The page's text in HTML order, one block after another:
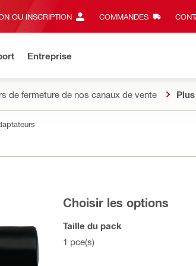
OU INSCRIPTION COMMANDES
Entreprise
de fermeture de nos canaux de vente
Choisir les options
Taille du pack
1 pce(s)